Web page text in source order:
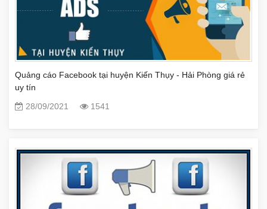
Quảng cáo Facebook tại huyện Kiến Thụy - Hải Phòng giá rẻ
uy tín
28/09/2021
1541